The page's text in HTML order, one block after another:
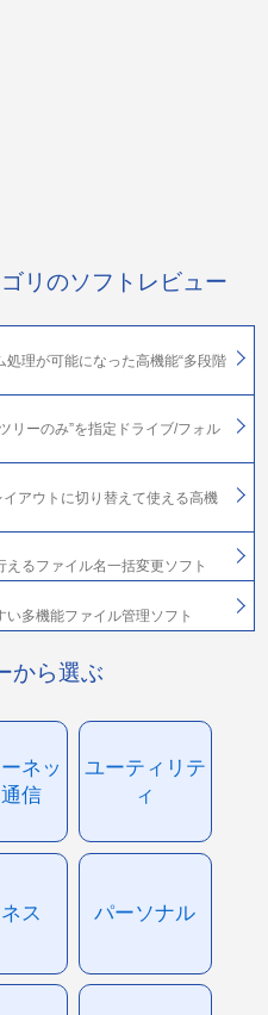
リのソフトレビュー
理が可能になった高機能“多段階
リーのみ”を指定ドライブ/フォル
アウトに切り替えて使える高機
るファイル名一括変更ソフト
多機能ファイル管理ソフト
から選ぶ
ネッ
通信
ユーティリテ
ィ
ス パーソナル